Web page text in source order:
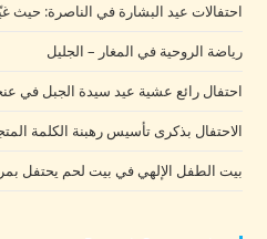
احتفالات عيد البشارة في الناصرة: حيث
رياضة الروحية في المغار – الجليل
احتفال رائع عشية عيد سيدة الجبل في
الاحتفال بذكرى تأسيس رهبنة الكلمة
بيت الطفل الإلهي في بيت لحم يحتفل بمرور 19 عامًا على